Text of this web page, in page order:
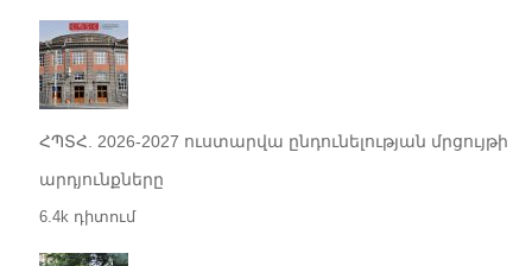
ՀՊՏՀ. 2026-2027 ուստարվա ընդունելության մրցույթի
արդյունքները
6.4k դիտում